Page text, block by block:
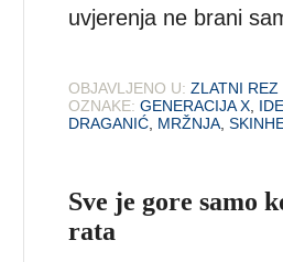
uvjerenja ne brani
OBJAVLJENO U: ZLATNI REZ
OZNAKE: GENERACIJA X,
DRAGANIĆ, MRŽNJA,
Sve je gore samo
rata